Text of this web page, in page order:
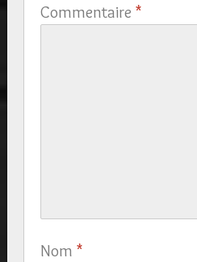
Commentaire *
Nom *